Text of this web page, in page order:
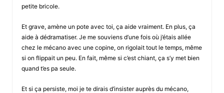
petite bricole.
Et grave, amène un pote avec toi, ça aide vraiment. En plus, ça
aide à dédramatiser. Je me souviens d’une fois où j’étais allée
chez le mécano avec une copine, on rigolait tout le temps, même
si on flippait un peu. En fait, même si c’est chiant, ça s’y met bien
quand t’es pa seule.
Et si ça persiste, moi je te dirais d’insister auprès du mécano,